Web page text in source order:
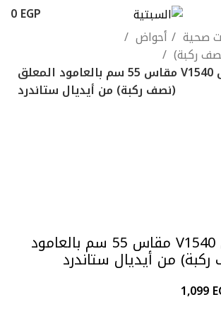
0EGP
صحية
أحواض
ركبة)
حوض سبيس V1540 مقاس 55 سم بالعامود المعلق
(نصف ركبة) من أيديال ستاندرد
حوض سبيس V1540 مقاس 55 سم بالعامود
من أيديال ستاندرد
1,099